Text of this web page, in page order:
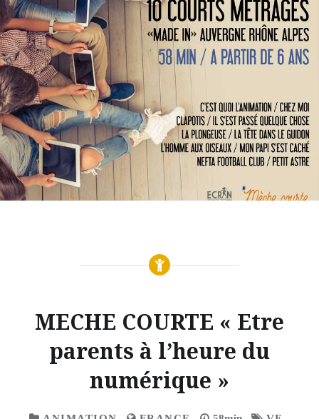
MECHE COURTE « Etre
parents à l’heure du
numérique »